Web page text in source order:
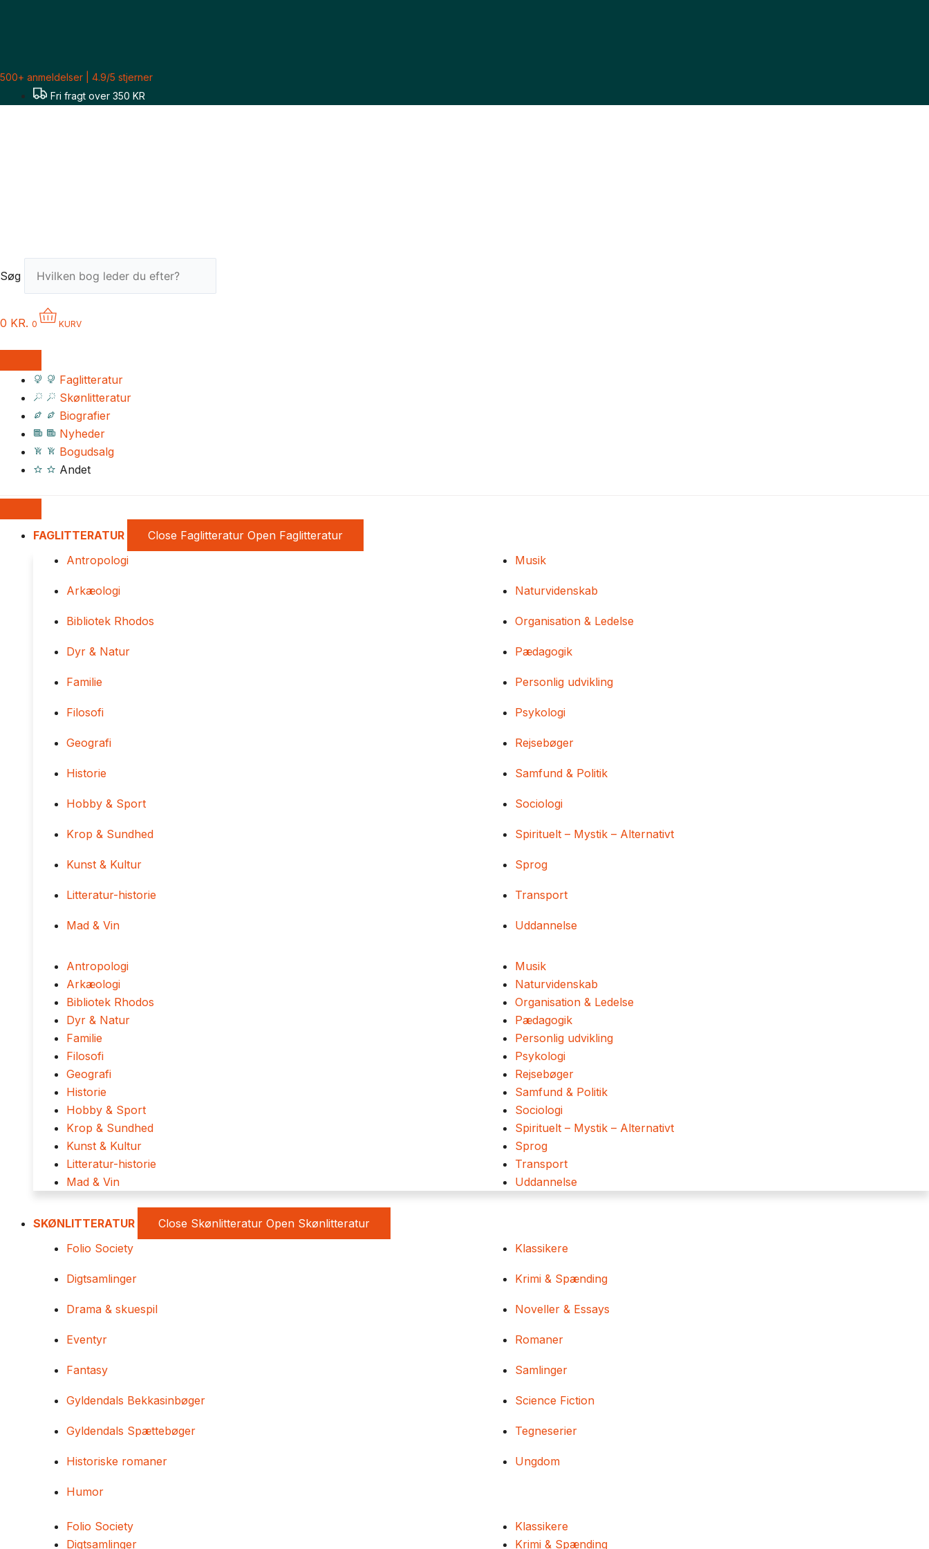
500+ anmeldelser | 4.9/5 stjerner
Fri fragt over 350 KR
Søg
0 KR. 0 KURV
Faglitteratur
Skønlitteratur
Biografier
Nyheder
Bogudsalg
Andet
FAGLITTERATUR Close Faglitteratur Open Faglitteratur
Antropologi
Arkæologi
Bibliotek Rhodos
Dyr & Natur
Familie
Filosofi
Geografi
Historie
Hobby & Sport
Krop & Sundhed
Kunst & Kultur
Litteratur-historie
Mad & Vin
Musik
Naturvidenskab
Organisation & Ledelse
Pædagogik
Personlig udvikling
Psykologi
Rejsebøger
Samfund & Politik
Sociologi
Spirituelt – Mystik – Alternativt
Sprog
Transport
Uddannelse
Antropologi
Arkæologi
Bibliotek Rhodos
Dyr & Natur
Familie
Filosofi
Geografi
Historie
Hobby & Sport
Krop & Sundhed
Kunst & Kultur
Litteratur-historie
Mad & Vin
Musik
Naturvidenskab
Organisation & Ledelse
Pædagogik
Personlig udvikling
Psykologi
Rejsebøger
Samfund & Politik
Sociologi
Spirituelt – Mystik – Alternativt
Sprog
Transport
Uddannelse
SKØNLITTERATUR Close Skønlitteratur Open Skønlitteratur
Folio Society
Digtsamlinger
Drama & skuespil
Eventyr
Fantasy
Gyldendals Bekkasinbøger
Gyldendals Spættebøger
Historiske romaner
Humor
Klassikere
Krimi & Spænding
Noveller & Essays
Romaner
Samlinger
Science Fiction
Tegneserier
Ungdom
Folio Society
Digtsamlinger
Klassikere
Krimi & Spænding